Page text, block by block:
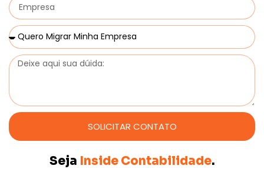
SOLICITAR CONTATO
Seja Inside Contabilidade.